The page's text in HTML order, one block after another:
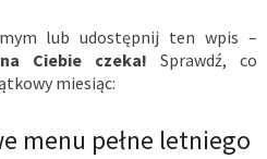
lub udostępnij ten wpis –
Ciebie czeka! Sprawdź, co
miesiąc:
menu pełne letniego